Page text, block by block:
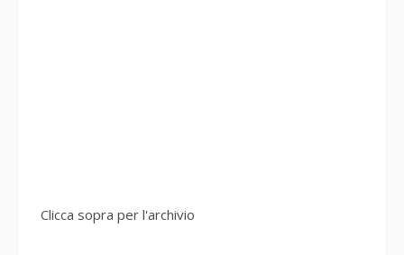
Clicca sopra per l'archivio